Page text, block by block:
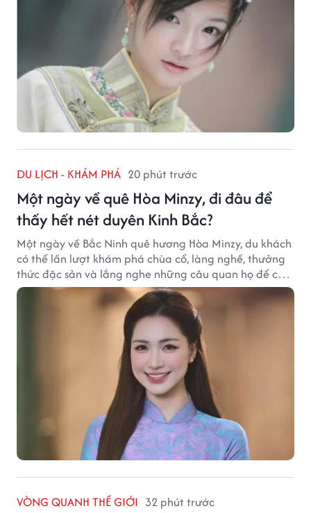
DU LỊCH - KHÁM PHÁ 20 phút trước
Một ngày về quê Hòa Minzy, đi đâu để
thấy hết nét duyên Kinh Bắc?
Một ngày về Bắc Ninh quê hương Hòa Minzy, du khách
có thể lần lượt khám phá chùa cổ, làng nghề, thưởng
thức đặc sản và lắng nghe những câu quan họ để cảm
nhận trọn vẹn nét duyên Kinh Bắc.
VÒNG QUANH THẾ GIỚI 32 phút trước